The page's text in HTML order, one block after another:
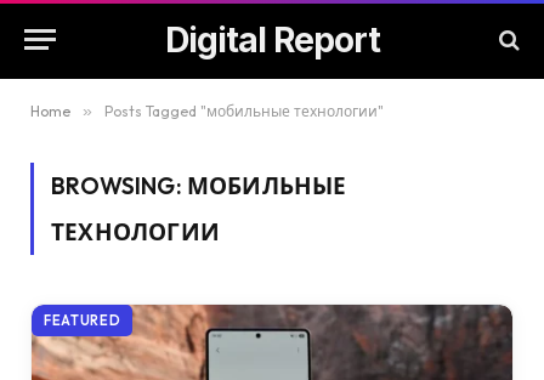
Digital Report
Home » Posts Tagged "мобильные технологии"
BROWSING: МОБИЛЬНЫЕ
ТЕХНОЛОГИИ
FEATURED